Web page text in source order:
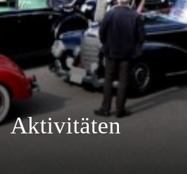
Aktivitäten